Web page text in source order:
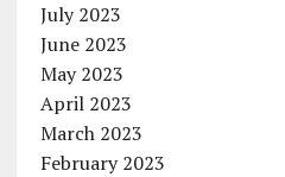
July 2023
June 2023
May 2023
April 2023
March 2023
February 2023